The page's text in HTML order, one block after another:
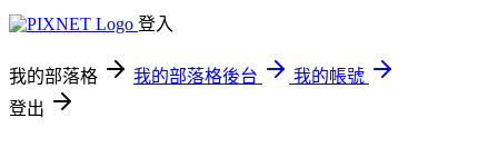
登入
我的部落格 我的部落格後台
我的帳號
登出